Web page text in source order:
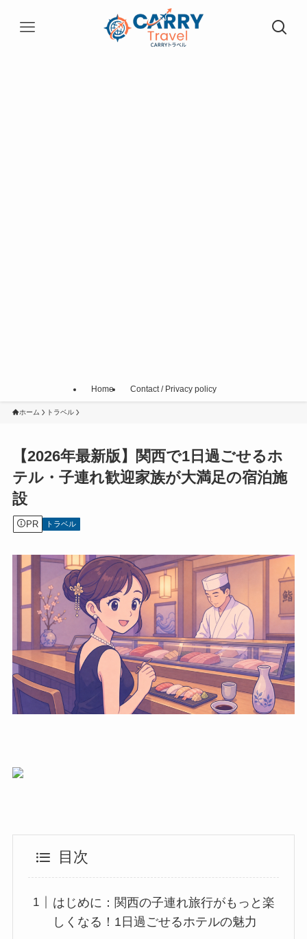
Home Contact / Privacy policy
ホーム トラベル
【2026年最新版】関西で1日過ごせるホ
テル・子連れ歓迎家族が大満足の宿泊施
設
PR トラベル
目次
はじめに：関西の子連れ旅行がもっと楽
しくなる！1日過ごせるホテルの魅力